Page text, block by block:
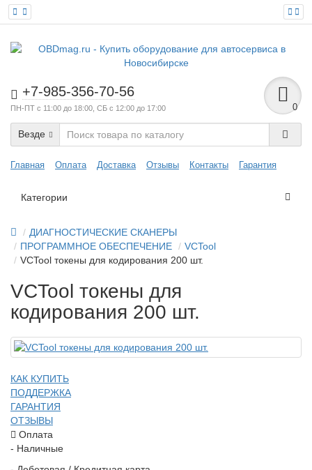
+7-985-356-70-56
ПН-ПТ с 11:00 до 18:00, СБ с 12:00 до 17:00 0
Везде
Главная Оплата Доставка Отзывы Контакты Гарантия
Категории
ДИАГНОСТИЧЕСКИЕ СКАНЕРЫ
ПРОГРАММНОЕ ОБЕСПЕЧЕНИЕ
VCTool
VCTool токены для кодирования 200 шт.
VCTool токены для
кодирования 200 шт.
КАК КУПИТЬ
ПОДДЕРЖКА
ГАРАНТИЯ
ОТЗЫВЫ
Оплата
- Наличные